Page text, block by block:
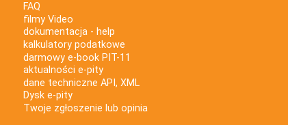
FAQ
filmy Video
dokumentacja - help
kalkulatory podatkowe
darmowy e-book PIT-11
aktualności e-pity
dane techniczne API, XML
Dysk e-pity
Twoje zgłoszenie lub opinia